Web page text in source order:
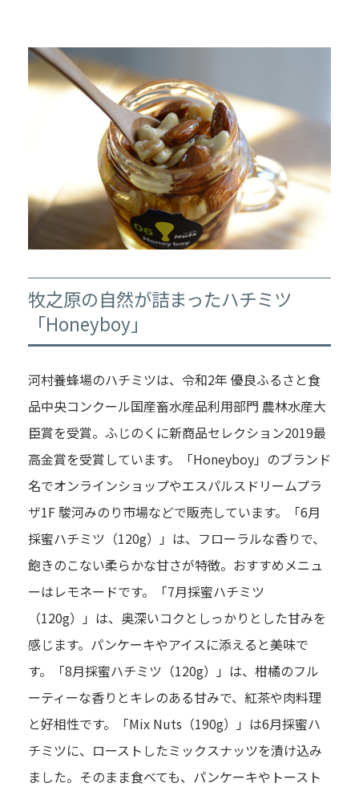
牧之原の自然が詰まったハチミツ
「Honeyboy」
河村養蜂場のハチミツは、令和2年 優良ふるさと食
品中央コンクール国産畜水産品利用部門 農林水産大
臣賞を受賞。ふじのくに新商品セレクション2019最
高金賞を受賞しています。「Honeyboy」のブランド
名でオンラインショップやエスパルスドリームプラ
ザ1F 駿河みのり市場などで販売しています。「6月
採蜜ハチミツ（120g）」は、フローラルな香りで、
飽きのこない柔らかな甘さが特徴。おすすめメニュ
ーはレモネードです。「7月採蜜ハチミツ
（120g）」は、奥深いコクとしっかりとした甘みを
感じます。パンケーキやアイスに添えると美味で
す。「8月採蜜ハチミツ（120g）」は、柑橘のフル
ーティーな香りとキレのある甘みで、紅茶や肉料理
と好相性です。「Mix Nuts（190g）」は6月採蜜ハ
チミツに、ローストしたミックスナッツを漬け込み
ました。そのまま食べても、パンケーキやトースト